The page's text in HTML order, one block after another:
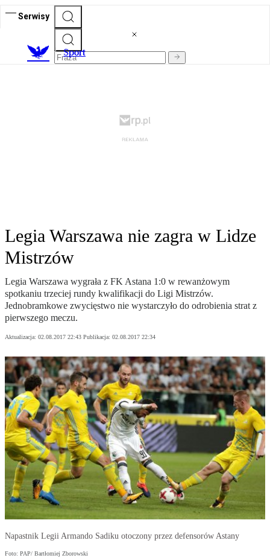
Serwisy
Sport
Legia Warszawa nie zagra w Lidze
Mistrzów
Legia Warszawa wygrała z FK Astana 1:0 w rewanżowym
spotkaniu trzeciej rundy kwalifikacji do Ligi Mistrzów.
Jednobramkowe zwycięstwo nie wystarczyło do odrobienia strat z
pierwszego meczu.
Aktualizacja: 02.08.2017 22:43 Publikacja: 02.08.2017 22:34
Napastnik Legii Armando Sadiku otoczony przez defensorów Astany
Foto: PAP/ Bartłomiej Zborowski